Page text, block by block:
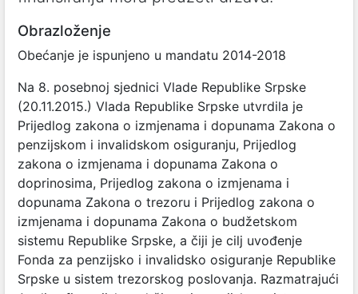
Obrazloženje
Obećanje je ispunjeno u mandatu 2014-2018
Na 8. posebnoj sjednici Vlade Republike Srpske
(20.11.2015.) Vlada Republike Srpske utvrdila je
Prijedlog zakona o izmjenama i dopunama Zakona o
penzijskom i invalidskom osiguranju, Prijedlog
zakona o izmjenama i dopunama Zakona o
doprinosima, Prijedlog zakona o izmjenama i
dopunama Zakona o trezoru i Prijedlog zakona o
izmjenama i dopunama Zakona o budžetskom
sistemu Republike Srpske, a čiji je cilj uvođenje
Fonda za penzijsko i invalidsko osiguranje Republike
Srpske u sistem trezorskog poslovanja. Razmatrajući